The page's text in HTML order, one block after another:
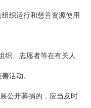
织运行和慈善资源使用
织、志愿者等在有关人
活动。
公开募捐的，应当及时